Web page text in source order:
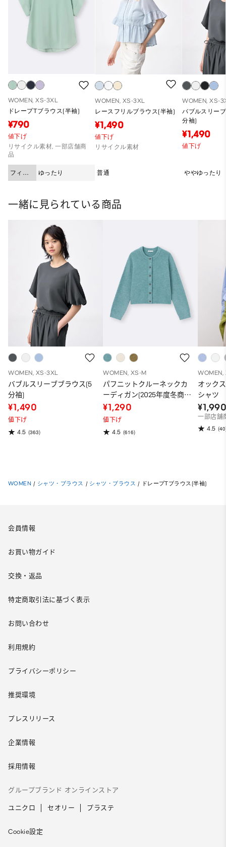
WOMEN, XS-3XL
ドレープTブラウス(半袖)
¥790
値下げ
リサイクル素材, 一部店舗商
品
フィッ
ト
ゆったり
WOMEN, XS-3XL
レースフリルブラウス(半袖)
¥1,490
値下げ
リサイクル素材
普通
WOMEN, XS-
バブルスリー
分袖)
¥1,490
値下げ
ややゆったり
一緒に見られている商品
WOMEN, XS-3XL
バブルスリーブブラウス(5
分袖)
¥1,490
値下げ
4.5 (363)
WOMEN, XS-M
パフニットクルーネックカ
ーディガン(2025年度冬商
品)
¥1,290
値下げ
4.5 (616)
WOMEN,
オック
シャツ
一部店舗
4.5
WOMEN / シャツ・ブラウス / シャツ・ブラウス / ドレープTブラウス(半袖)
会員情報
お買い物ガイド
交換・返品
特定商取引法に基づく表示
お問い合わせ
利用規約
プライバシーポリシー
推奨環境
プレスリリース
企業情報
採用情報
グループブランド オンラインストア
ユニクロ セオリー プラステ
Cookie設定